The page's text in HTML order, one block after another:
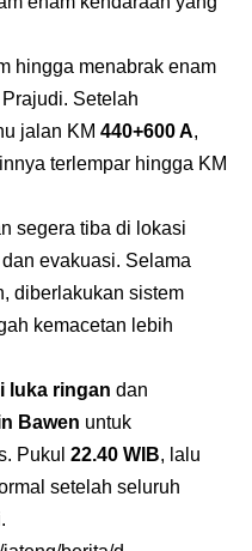
hingga menabrak enam
Setelah
jalan KM 440+600 A,
terlempar hingga KM
segera tiba di lokasi
evakuasi. Selama
diberlakukan sistem
kemacetan lebih
luka ringan dan
Bawen untuk
Pukul 22.40 WIB, lalu
setelah seluruh